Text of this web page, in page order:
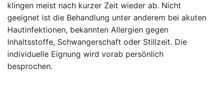
klingen meist nach kurzer Zeit wieder ab. Nicht
geeignet ist die Behandlung unter anderem bei akuten
Hautinfektionen, bekannten Allergien gegen
Inhaltsstoffe, Schwangerschaft oder Stillzeit. Die
individuelle Eignung wird vorab persönlich
besprochen.